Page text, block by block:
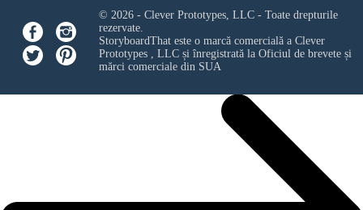
© 2026 - Clever Prototypes, LLC - Toate drepturile
rezervate.
StoryboardThat este o marcă comercială a Clever
Prototypes , LLCși înregistrată la Oficiul de brevete și
mărci comerciale din SUA